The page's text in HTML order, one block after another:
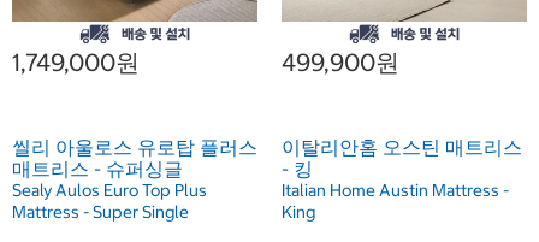
1,749,000원
씰리 아울로스 유로탑 플러스
매트리스 - 슈퍼싱글
Sealy Aulos Euro Top Plus
Mattress - Super Single
499,900원
이탈리안홈 오스틴 매트리스
- 킹
Italian Home Austin Mattress -
King